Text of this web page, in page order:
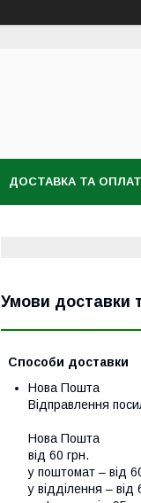
ДОСТАВКА ТА
Умови доставки
Способи доставки
Нова Пошта
Відправлення
Нова Пошта
від 60 грн.
у поштомат – від
у відділення – від